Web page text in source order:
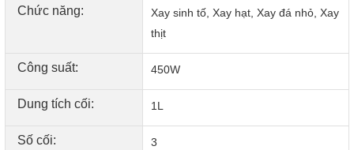
Chức năng:
Xay sinh tố, Xay hạt, Xay đá nhỏ, Xay
thịt
Công suất: 450W
Dung tích cối: 1L
Số cối: 3